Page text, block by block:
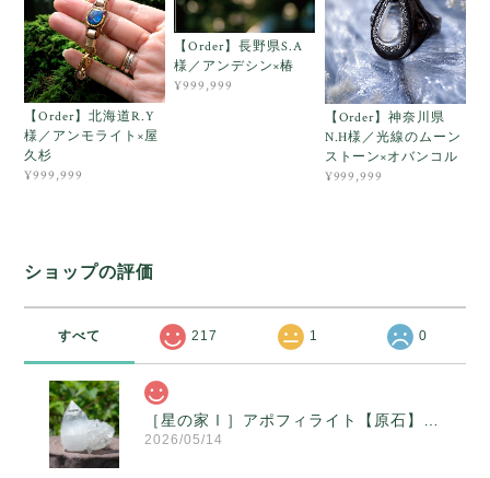
【Order】北海道R.Y
様／アンモライト×屋
久杉
¥999,999
【Order】長野県S.A
様／アンデシン×椿
¥999,999
【Order】神奈川県
N.H様／光線のムーン
ストーン×オバンコル
¥999,999
ショップの評価
すべて 217 1 0
［星の家Ⅰ］アポフィライト【原石】O300-314
2026/05/14